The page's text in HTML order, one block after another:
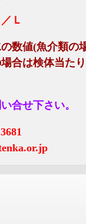
／Ｌ
数値(魚介類の
合は検体当た
合せ下さい。